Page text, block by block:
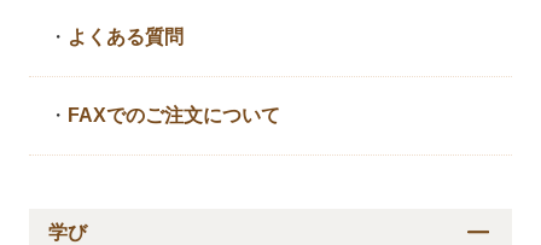
・ よくある質問
・ FAXでのご注文について
学び